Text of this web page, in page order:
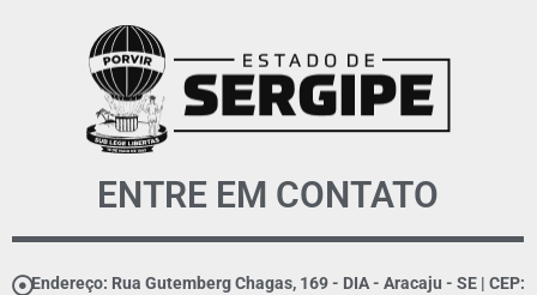
ENTRE EM CONTATO
Endereço: Rua Gutemberg Chagas, 169 - DIA - Aracaju - SE | CEP: